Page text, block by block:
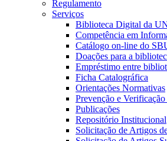
Regulamento
Serviços
Biblioteca Digital da
Competência em
Catálogo on-line do
Doações para a
Empréstimo entre
Ficha Catalográfica
Orientações Normativas
Prevenção e
Publicações
Repositório Institucional
Solicitação de Artigos